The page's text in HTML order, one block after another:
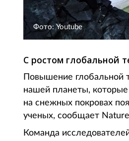
Фото: Youtube
С ростом глобальной
Повышение глобальной
нашей планеты,
на снежных покровах
ученых, сообщает
Команда